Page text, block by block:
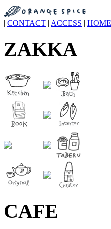
| CONTACT | ACCESS | HOME
ZAKKA
CAFE